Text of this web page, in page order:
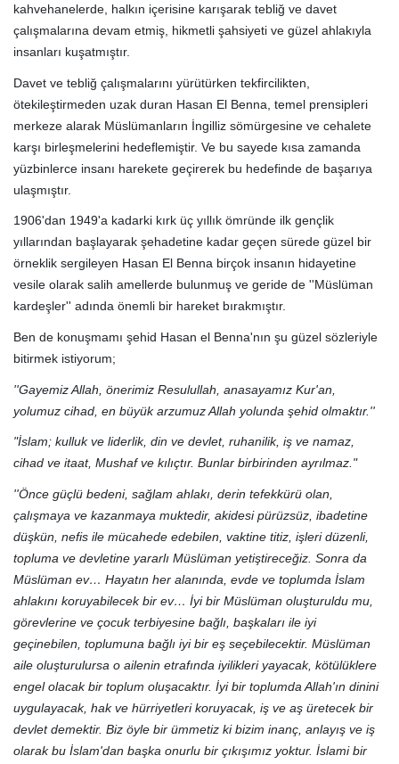
kahvehanelerde, halkın içerisine karışarak tebliğ ve davet
çalışmalarına devam etmiş, hikmetli şahsiyeti ve güzel ahlakıyla
insanları kuşatmıştır.
Davet ve tebliğ çalışmalarını yürütürken tekfircilikten,
ötekileştirmeden uzak duran Hasan El Benna, temel prensipleri
merkeze alarak Müslümanların İngilliz sömürgesine ve cehalete
karşı birleşmelerini hedeflemiştir. Ve bu sayede kısa zamanda
yüzbinlerce insanı harekete geçirerek bu hedefinde de başarıya
ulaşmıştır.
1906'dan 1949'a kadarki kırk üç yıllık ömründe ilk gençlik
yıllarından başlayarak şehadetine kadar geçen sürede güzel bir
örneklik sergileyen Hasan El Benna birçok insanın hidayetine
vesile olarak salih amellerde bulunmuş ve geride de ''Müslüman
kardeşler'' adında önemli bir hareket bırakmıştır.
Ben de konuşmamı şehid Hasan el Benna'nın şu güzel sözleriyle
bitirmek istiyorum;
''Gayemiz Allah, önerimiz Resulullah, anasayamız Kur'an,
yolumuz cihad, en büyük arzumuz Allah yolunda şehid olmaktır.''
"İslam; kulluk ve liderlik, din ve devlet, ruhanilik, iş ve namaz,
cihad ve itaat, Mushaf ve kılıçtır. Bunlar birbirinden ayrılmaz."
''Önce güçlü bedeni, sağlam ahlakı, derin tefekkürü olan,
çalışmaya ve kazanmaya muktedir, akidesi pürüzsüz, ibadetine
düşkün, nefis ile mücahede edebilen, vaktine titiz, işleri düzenli,
topluma ve devletine yararlı Müslüman yetiştireceğiz. Sonra da
Müslüman ev… Hayatın her alanında, evde ve toplumda İslam
ahlakını koruyabilecek bir ev… İyi bir Müslüman oluşturuldu mu,
görevlerine ve çocuk terbiyesine bağlı, başkaları ile iyi
geçinebilen, toplumuna bağlı iyi bir eş seçebilecektir. Müslüman
aile oluşturulursa o ailenin etrafında iyilikleri yayacak, kötülüklere
engel olacak bir toplum oluşacaktır. İyi bir toplumda Allah'ın dinini
uygulayacak, hak ve hürriyetleri koruyacak, iş ve aş üretecek bir
devlet demektir. Biz öyle bir ümmetiz ki bizim inanç, anlayış ve iş
olarak bu İslam'dan başka onurlu bir çıkışımız yoktur. İslami bir